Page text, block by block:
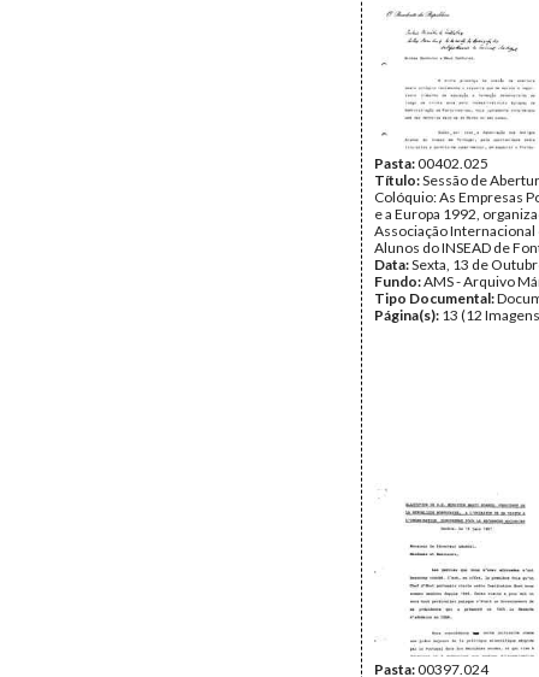
Pasta:00402.025
Título:Sessão de
Colóquio: As Empresas
e a Europa 1992,
Associação Internacional
Alunos do INSEAD de
Data:Sexta, 13 de
Fundo:AMS - Arquivo
Tipo Documental:
Página(s): 13 (12
Pasta:00397.024